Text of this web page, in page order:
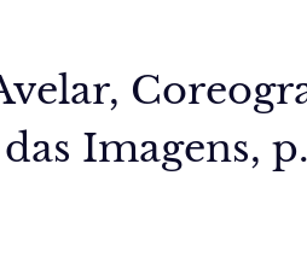
Imagens,